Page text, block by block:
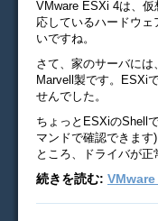
VMware ESXi 4は、
応しているハードウ
いですね。
さて、家のサーバに
Marvell製です。ESXi
せんでした。
ちょっとESXiのShell
マンドで確認できま
ところ、ドライバが正
続きを読む: VMware